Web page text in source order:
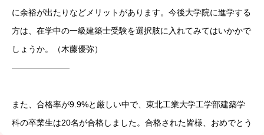
に余裕が出たりなどメリットがあります。今後大学院に進学する
方は、在学中の一級建築士受験を選択肢に入れてみてはいかかで
しょうか。（木藤優弥）
———————
また、合格率が9.9%と厳しい中で、東北工業大学工学部建築学
科の卒業生は20名が合格しました。合格された皆様、おめでとう